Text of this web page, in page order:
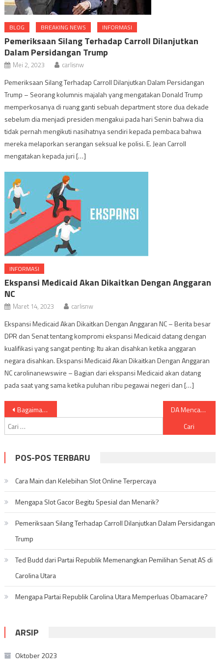
BLOG BREAKING NEWS INFORMASI
Pemeriksaan Silang Terhadap Carroll Dilanjutkan
Dalam Persidangan Trump
Mei 2, 2023 carlisnw
Pemeriksaan Silang Terhadap Carroll Dilanjutkan Dalam Persidangan
Trump – Seorang kolumnis majalah yang mengatakan Donald Trump
memperkosanya di ruang ganti sebuah department store dua dekade
sebelum dia menjadi presiden mengakui pada hari Senin bahwa dia
tidak pernah mengikuti nasihatnya sendiri kepada pembaca bahwa
mereka melaporkan serangan seksual ke polisi. E. Jean Carroll
mengatakan kepada juri […]
INFORMASI
Ekspansi Medicaid Akan Dikaitkan Dengan Anggaran
NC
Maret 14, 2023 carlisnw
Ekspansi Medicaid Akan Dikaitkan Dengan Anggaran NC – Berita besar
DPR dan Senat tentang kompromi ekspansi Medicaid datang dengan
kualifikasi yang sangat penting: Itu akan disahkan ketika anggaran
negara disahkan. Ekspansi Medicaid Akan Dikaitkan Dengan Anggaran
NC carolinanewswire – Bagian dari ekspansi Medicaid akan datang
pada saat yang sama ketika puluhan ribu pegawai negeri dan […]
Navigasi
pos
Bagaimana Seorang Sheriff Rasis Memenangkan Pemilihan Kembali Di Carolina Utara DA Mencari Sheriff Carolina Utara Diberhentikan Karena Pernyataan Rasis
Cari
POS-POS TERBARU
Cara Main dan Kelebihan Slot Online Terpercaya
Mengapa Slot Gacor Begitu Spesial dan Menarik?
Pemeriksaan Silang Terhadap Carroll Dilanjutkan Dalam Persidangan
Trump
Ted Budd dari Partai Republik Memenangkan Pemilihan Senat AS di
Carolina Utara
Mengapa Partai Republik Carolina Utara Memperluas Obamacare?
ARSIP
Oktober 2023